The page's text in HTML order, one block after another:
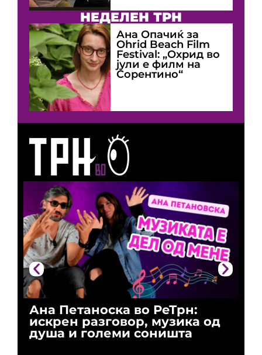
Ана Петаноска во РеТрн:
искрен разговор, музика од
душа и големи соништа
НЕДЕЛЕН ТРН
Ана Опачиќ за
Оhrid Beach Film
Festival: „Охрид во
јули е филм на
Сорентино“